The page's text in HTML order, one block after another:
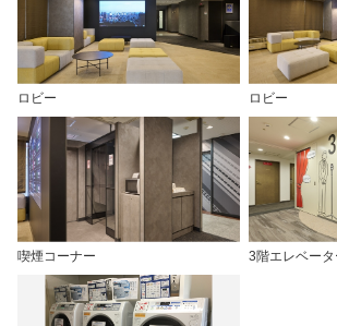
ロビー ロビー
喫煙コーナー 3階エレベー